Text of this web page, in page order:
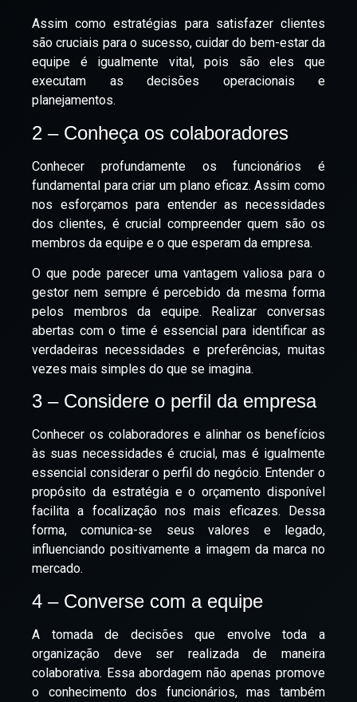
Assim como estratégias para satisfazer clientes
são cruciais para o sucesso, cuidar do bem-estar da
equipe é igualmente vital, pois são eles que
executam as decisões operacionais e
planejamentos.
2 – Conheça os colaboradores
Conhecer profundamente os funcionários é
fundamental para criar um plano eficaz. Assim como
nos esforçamos para entender as necessidades
dos clientes, é crucial compreender quem são os
membros da equipe e o que esperam da empresa.
O que pode parecer uma vantagem valiosa para o
gestor nem sempre é percebido da mesma forma
pelos membros da equipe. Realizar conversas
abertas com o time é essencial para identificar as
verdadeiras necessidades e preferências, muitas
vezes mais simples do que se imagina.
3 – Considere o perfil da empresa
Conhecer os colaboradores e alinhar os benefícios
às suas necessidades é crucial, mas é igualmente
essencial considerar o perfil do negócio. Entender o
propósito da estratégia e o orçamento disponível
facilita a focalização nos mais eficazes. Dessa
forma, comunica-se seus valores e legado,
influenciando positivamente a imagem da marca no
mercado.
4 – Converse com a equipe
A tomada de decisões que envolve toda a
organização deve ser realizada de maneira
colaborativa. Essa abordagem não apenas promove
o conhecimento dos funcionários, mas também